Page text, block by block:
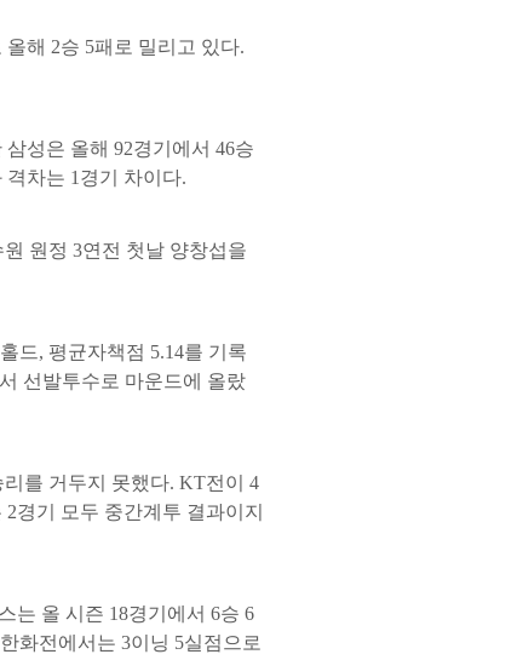
해 2승 5패로 밀리고 있다.
성은 올해 92경기에서 46승
격차는 1경기 차이다.
원정 3연전 첫날 양창섭을
드, 평균자책점 5.14를 기록
선발투수로 마운드에 올랐
를 거두지 못했다. KT전이 4
경기 모두 중간계투 결과이지
는 올 시즌 18경기에서 6승 6
화전에서는 3이닝 5실점으로